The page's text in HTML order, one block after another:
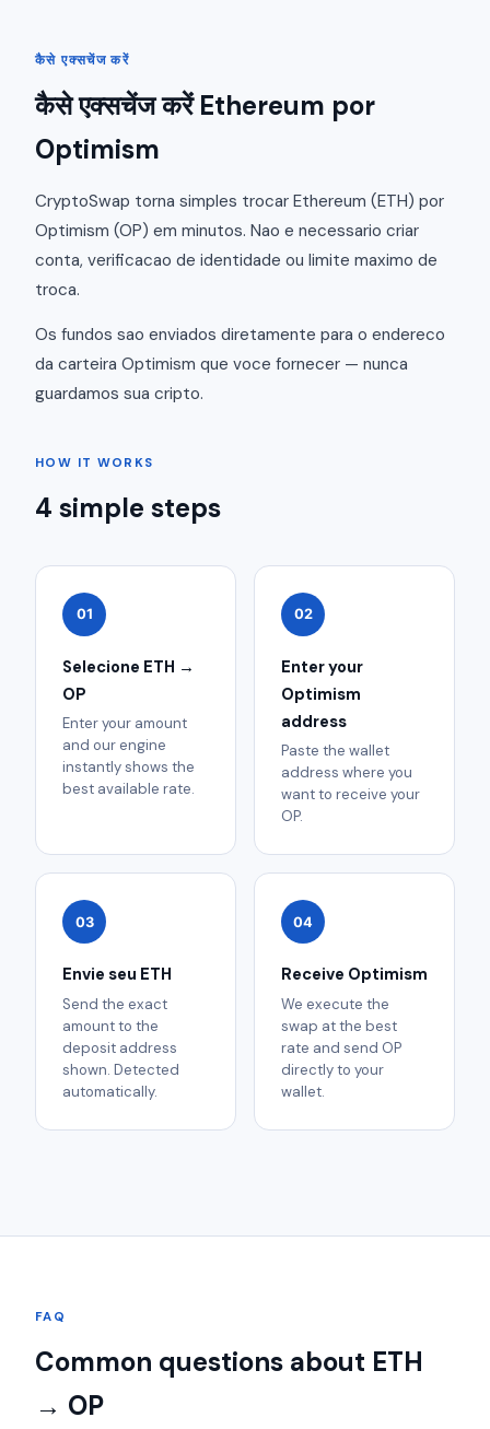
कैसे एक्सचेंज करें
कैसे एक्सचेंज करें Ethereum por
Optimism
CryptoSwap torna simples trocar Ethereum (ETH) por
Optimism (OP) em minutos. Nao e necessario criar
conta, verificacao de identidade ou limite maximo de
troca.
Os fundos sao enviados diretamente para o endereco
da carteira Optimism que voce fornecer — nunca
guardamos sua cripto.
HOW IT WORKS
4 simple steps
01
Selecione ETH →
OP
Enter your amount
and our engine
instantly shows the
best available rate.
02
Enter your
Optimism
address
Paste the wallet
address where you
want to receive your
OP.
03
Envie seu ETH
Send the exact
amount to the
deposit address
shown. Detected
automatically.
04
Receive Optimism
We execute the
swap at the best
rate and send OP
directly to your
wallet.
FAQ
Common questions about ETH
→ OP